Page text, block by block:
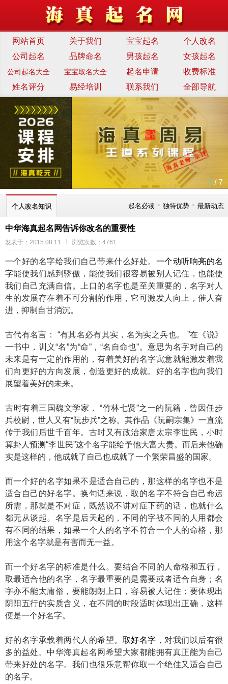
网站首页 关于我们 宝宝起名
个人改名
公司起名
品牌命名 男孩起名 女孩起名
公司起名大全 宝宝取名大全 起名申请
收费标准
姓名评分
易经培训 联系我们 全部导航
1 / 7
个人改名知识 起名必读 • 独特优势 • 最新动态
中华海真起名网告诉你改名的重要性
发表于：2015.08.11 浏览次数：4761
一个好的名字给我们自己带来什么好处。 一个动听响亮的名
字能使我们感到骄傲，能使我们很容易被别人记住，也能使
我们自己充满自信。上口的名字也是至关重要的，名字对人
生的发展存在着不可分割的作用，它可激发人向上，催人奋
进，抑制自甘消沉。
古代有名言： “有其名必有其实，名为实之兵也。 ”在《说》
一书中，训义“名”为“命”，“名自命也”。意思为名字对自己的
未来是有一定的作用的，有着美好的名字寓意就能激发着我
们向更好的方向发展，创造更好的成就。好的名字也向我们
展望着美好的未来。
古时有着三国魏文学家， “竹林七贤”之一的阮籍，曾因任步
兵校尉，世人又有“阮步兵”之称。其作品《阮嗣宗集》一直流
传于我们后世千百年。古时又有政治家唐太宗李世民，小时
算卦人预测“李世民”这个名字能给予他大富大贵。而后来他确
实是这样的，他成就了自己也成就了一个繁荣昌盛的国家。
而一个好的名字如果不是适合自己的，那这样的名字也不是
适合自己的好名字。换句话来说，取的名字不符合自己命运
所需，那就是不对症，既然说不讲对症下药的话，也就什么
都无从谈起。名字是后天起的，不同的字被不同的人用都会
有不同的结果，如果一个人的名字不符合一个人的命格，那
用这个名字就是有害而无一益。
而一个好名字的标准是什么。要结合不同的人命格和五行，
取最适合他的名字，名字最重要的是需要或者适合自身；名
字亦不能太庸俗，要能朗朗上口，容易被人记住；要体现出
阴阳五行的实质含义，在不同的时段适时体现出正确，这样
便是一个好名字。
好的名字承载着两代人的希望。 取好名字 ，对我们以后有很
多的益处。中华海真起名网希望大家都能拥有真正能为自己
带来好处的名字。我们也很乐意帮你取一个绝佳又适合自己
的名字。